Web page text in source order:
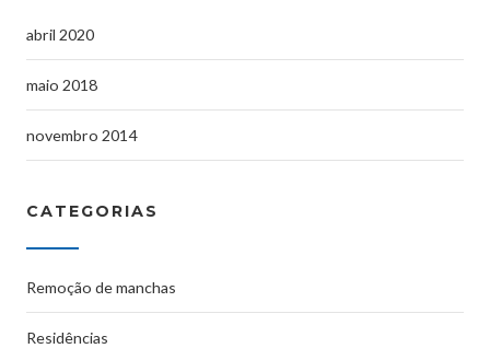
abril 2020
maio 2018
novembro 2014
CATEGORIAS
Remoção de manchas
Residências